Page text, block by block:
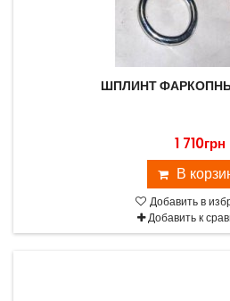
ШПЛИНТ
1 710грн
В
Добавить в
Добавить к